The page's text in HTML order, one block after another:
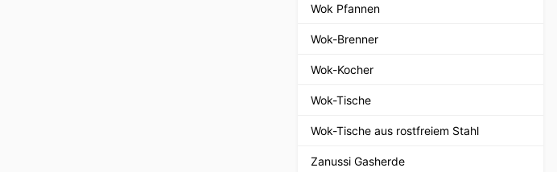
Wok Pfannen
Wok-Brenner
Wok-Kocher
Wok-Tische
Wok-Tische aus rostfreiem Stahl
Zanussi Gasherde